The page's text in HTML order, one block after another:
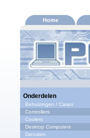
Home
Onderdelen
Behuizingen / Cases
Controllers
Coolers
Desktop Computers
Diensten